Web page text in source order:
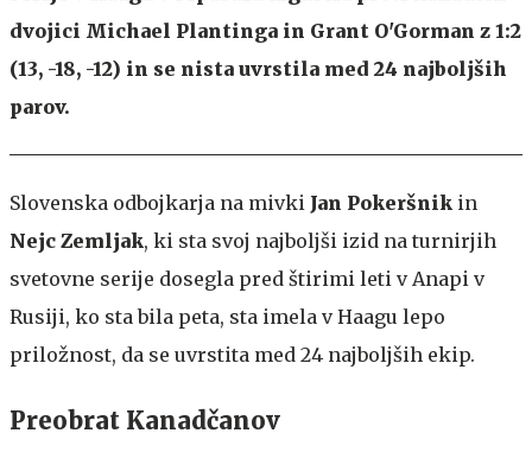
dvojici Michael Plantinga in Grant O'Gorman z 1:2
(13, -18, -12) in se nista uvrstila med 24 najboljših
parov.
Slovenska odbojkarja na mivki Jan Pokeršnik in
Nejc Zemljak, ki sta svoj najboljši izid na turnirjih
svetovne serije dosegla pred štirimi leti v Anapi v
Rusiji, ko sta bila peta, sta imela v Haagu lepo
priložnost, da se uvrstita med 24 najboljših ekip.
Preobrat Kanadčanov